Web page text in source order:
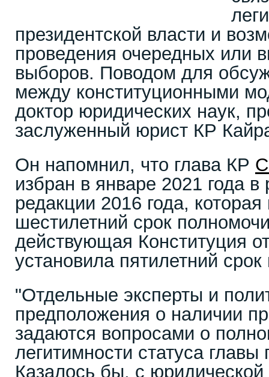
президентской власти и
проведения очередных или
выборов. Поводом для
между конституционными
доктор юридических наук,
заслуженный юрист КР
Он напомнил, что глава КР
избран в январе 2021 года
редакции 2016 года,
шестилетний срок
действующая Конституция
установила пятилетний срок
"Отдельные эксперты и
предположения о наличии
задаются вопросами о
легитимности статуса главы
Казалось бы, с